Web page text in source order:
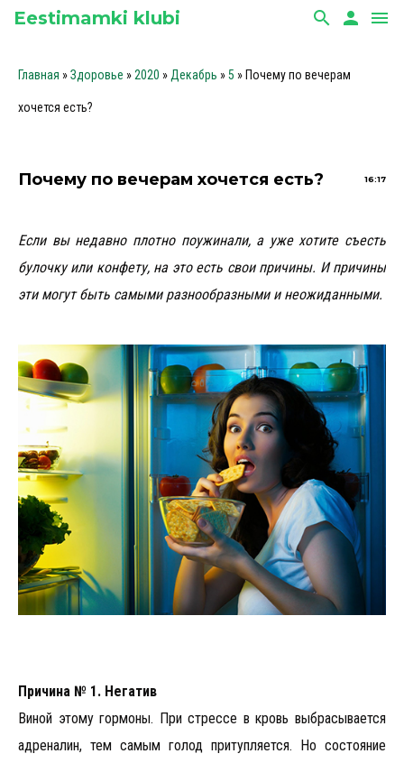
Eestimamki klubi search person menu
Главная »Здоровье »2020 » Декабрь »5 » Почему по вечерам
хочется есть?
16:17
Почему по вечерам хочется есть?
Если вы недавно плотно поужинали, а уже хотите съесть
булочку или конфету, на это есть свои причины. И причины
эти могут быть самыми разнообразными и неожиданными.
Причина № 1. Негатив
Виной этому гормоны. При стрессе в кровь выбрасывается
адреналин, тем самым голод притупляется. Но состояние